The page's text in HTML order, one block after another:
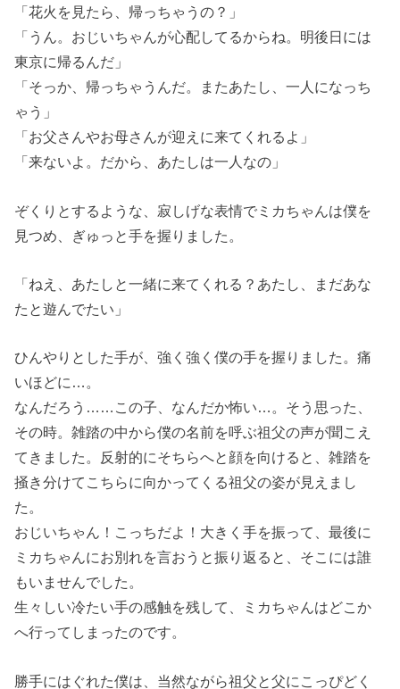
「花火を見たら、帰っちゃうの？」
「うん。おじいちゃんが心配してるからね。明後日には
東京に帰るんだ」
「そっか、帰っちゃうんだ。またあたし、一人になっち
ゃう」
「お父さんやお母さんが迎えに来てくれるよ」
「来ないよ。だから、あたしは一人なの」
ぞくりとするような、寂しげな表情でミカちゃんは僕を
見つめ、ぎゅっと手を握りました。
「ねえ、あたしと一緒に来てくれる？あたし、まだあな
たと遊んでたい」
ひんやりとした手が、強く強く僕の手を握りました。痛
いほどに…。
なんだろう……この子、なんだか怖い…。そう思った、
その時。雑踏の中から僕の名前を呼ぶ祖父の声が聞こえ
てきました。反射的にそちらへと顔を向けると、雑踏を
掻き分けてこちらに向かってくる祖父の姿が見えまし
た。
おじいちゃん！こっちだよ！大きく手を振って、最後に
ミカちゃんにお別れを言おうと振り返ると、そこには誰
もいませんでした。
生々しい冷たい手の感触を残して、ミカちゃんはどこか
へ行ってしまったのです。
勝手にはぐれた僕は、当然ながら祖父と父にこっぴどく